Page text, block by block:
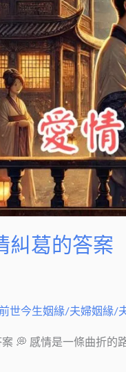
糾葛的答案
世今生姻緣/夫婦姻緣/
💭 感情是一條曲折的